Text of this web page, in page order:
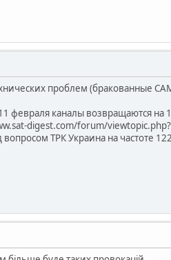
проблем (бракованные
февраля каналы возвращаются
digest.com/forum/
ТРК Украина на частоте